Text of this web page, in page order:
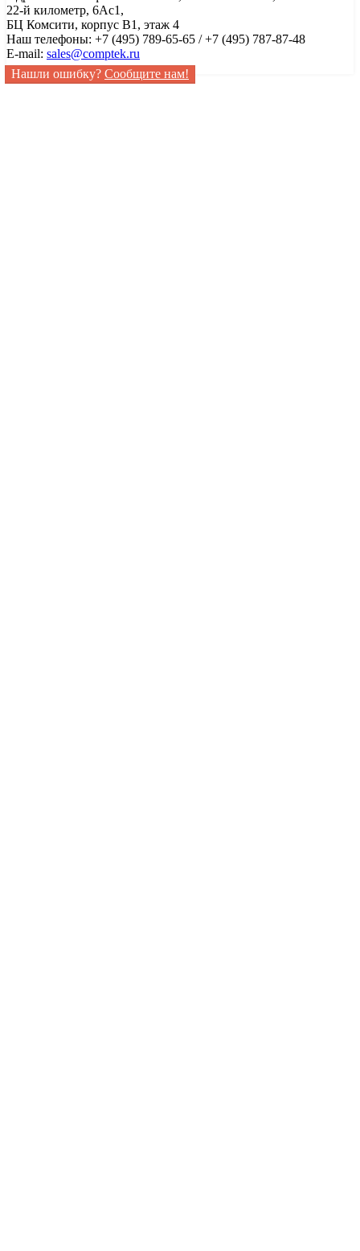
22-й километр, 6Ас1,
БЦ Комсити, корпус B1, этаж 4
Наш телефоны: +7 (495) 789-65-65 / +7 (495) 787-87-48
E-mail: sales@comptek.ru
Нашли ошибку? Сообщите нам!